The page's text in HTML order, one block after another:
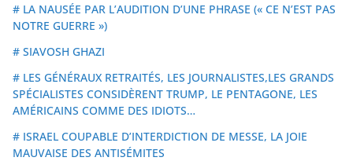
# LA NAUSÉE PAR L’AUDITION D’UNE PHRASE (« CE N’EST PAS
NOTRE GUERRE »)
# SIAVOSH GHAZI
# LES GÉNÉRAUX RETRAITÉS, LES JOURNALISTES,LES GRANDS
SPÉCIALISTES CONSIDÈRENT TRUMP, LE PENTAGONE, LES
AMÉRICAINS COMME DES IDIOTS…
# ISRAEL COUPABLE D’INTERDICTION DE MESSE, LA JOIE
MAUVAISE DES ANTISÉMITES